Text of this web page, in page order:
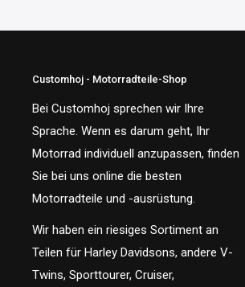
Customhoj - Motorradteile-Shop
Bei Customhoj sprechen wir Ihre
Sprache. Wenn es darum geht, Ihr
Motorrad individuell anzupassen, finden
Sie bei uns online die besten
Motorradteile und -ausrüstung.
Wir haben ein riesiges Sortiment an
Teilen für Harley Davidsons, andere V-
Twins, Sporttourer, Cruiser,